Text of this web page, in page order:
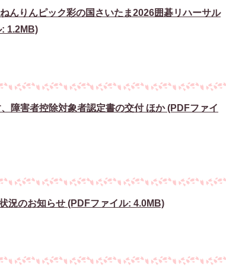
んりんピック彩の国さいたま2026囲碁リハーサル
1.2MB)
障害者控除対象者認定書の交付 ほか (PDFファイ
況のお知らせ (PDFファイル: 4.0MB)